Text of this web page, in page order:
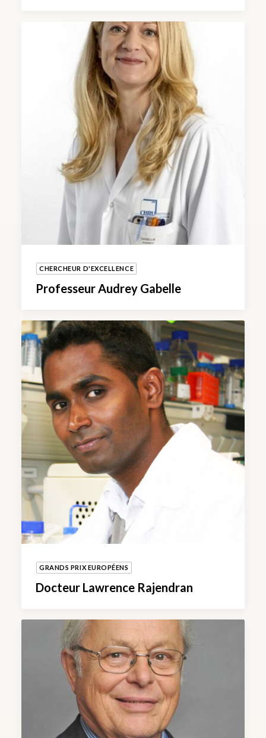
CHERCHEUR D'EXCELLENCE
Professeur Audrey Gabelle
GRANDS PRIX EUROPÉENS
Docteur Lawrence Rajendran